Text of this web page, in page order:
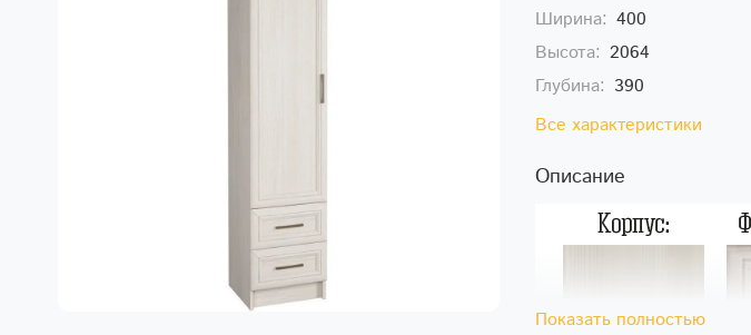
Ширина: 400
Высота: 2064
Глубина: 390
Все характеристики
Описание
Показать полностью